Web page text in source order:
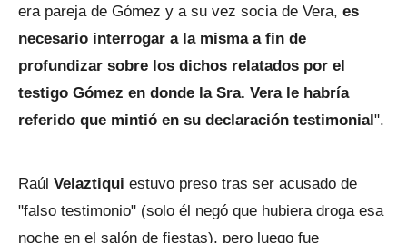
era pareja de Gómez y a su vez socia de Vera, es
necesario interrogar a la misma a fin de
profundizar sobre los dichos relatados por el
testigo Gómez en donde la Sra. Vera le habría
referido que mintió en su declaración testimonial".
Raúl Velaztiqui estuvo preso tras ser acusado de
"falso testimonio" (solo él negó que hubiera droga esa
noche en el salón de fiestas), pero luego fue